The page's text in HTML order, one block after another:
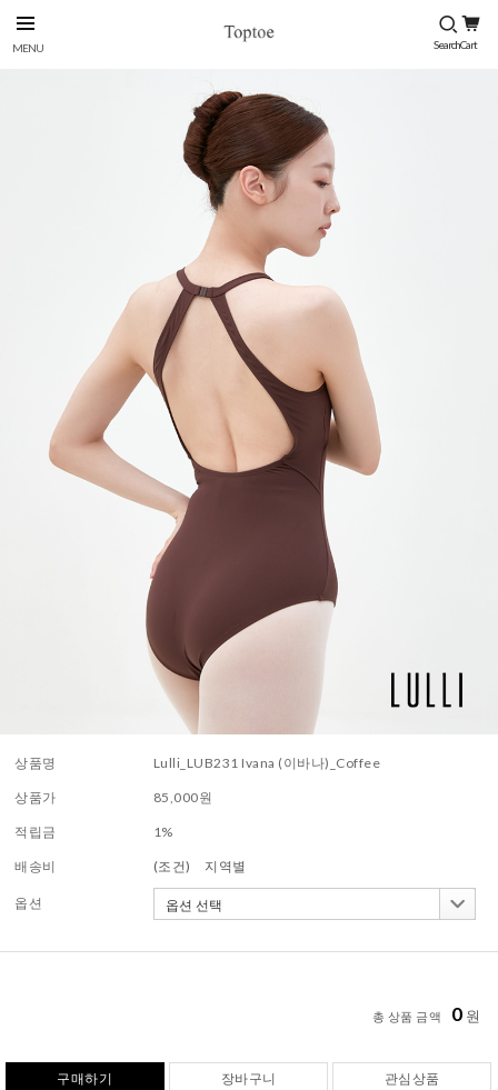
상품명 Lulli_LUB231 Ivana (이바나)_Coffee
상품가 85,000원
적립금 1%
배송비 (조건) 지역별
옵션
총 상품 금액 0 원
구매하기 장바구니
관심상품